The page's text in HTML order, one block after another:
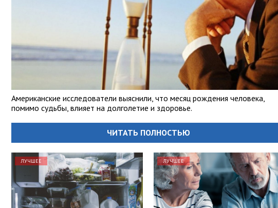
Американские исследователи выяснили, что месяц рождения человека,
помимо судьбы, влияет на долголетие и здоровье.
ЧИТАТЬ ПОЛНОСТЬЮ
ЛУЧШЕЕ ЛУЧШЕЕ